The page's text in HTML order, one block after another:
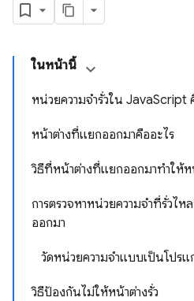
ในหน้านี้
หน่วยความจํารั่วใน JavaScript
หน้าต่างที่แยกออกมาคืออะไร
วิธีที่หน้าต่างที่แยกออกมาทําให้ห
การตรวจหาหน่วยความจําที่รั่วไ
ออกมา
วัดหน่วยความจําแบบเป็นโปรแ
วิธีป้องกันไม่ให้หน้าต่างรั่ว